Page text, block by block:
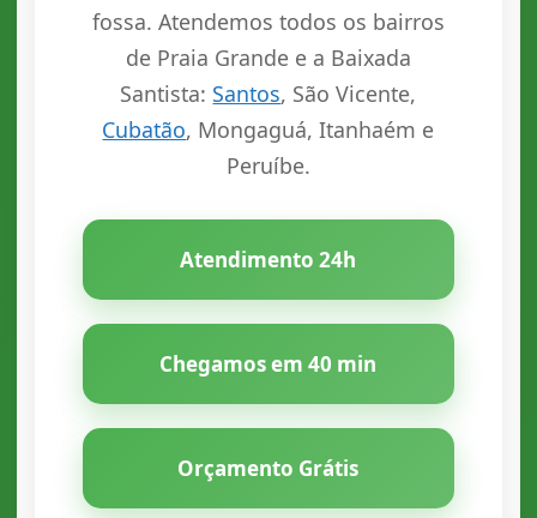
fossa. Atendemos todos os bairros
de Praia Grande e a Baixada
Santista: Santos, São Vicente,
Cubatão, Mongaguá, Itanhaém e
Peruíbe.
Atendimento 24h
Chegamos em 40 min
Orçamento Grátis